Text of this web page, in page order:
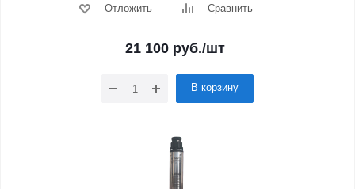
Отложить Сравнить
21 100руб./шт
В корзину